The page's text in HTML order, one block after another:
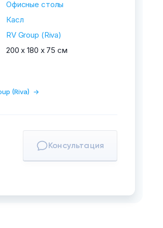
Офисные столы
Касл
RV Group (Riva)
200 х 180 х 75 см
(Riva) →
Консультация